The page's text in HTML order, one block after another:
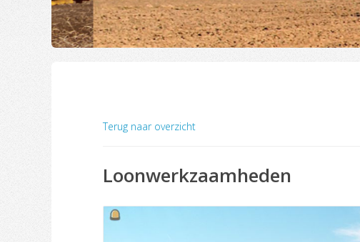
Terug naar overzicht
Loonwerkzaamheden